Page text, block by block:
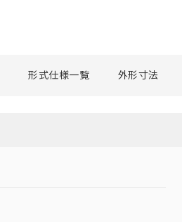
形式仕様一覧 外形寸法